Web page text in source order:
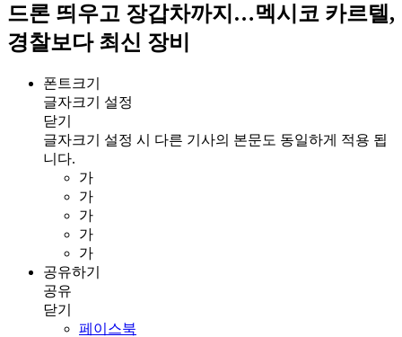
드론 띄우고 장갑차까지…멕시코 카르텔,
경찰보다 최신 장비
폰트크기
글자크기 설정
닫기
글자크기 설정 시 다른 기사의 본문도 동일하게 적용 됩
니다.
가
가
가
가
가
공유하기
공유
닫기
페이스북